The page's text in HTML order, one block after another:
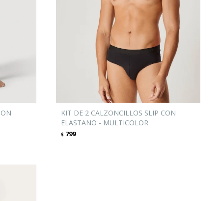
KIT DE 2 CALZONCILLOS SLIP CON
ELASTANO - MULTICOLOR
$ 799